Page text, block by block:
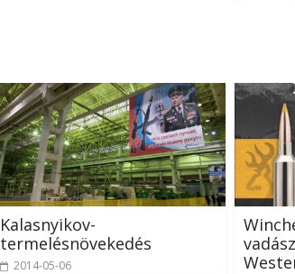
Kalasnyikov-
termelésnövekedés
2014-05-06